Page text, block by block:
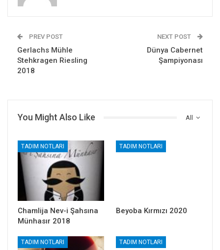
PREV POST
Gerlachs Mühle
Stehkragen Riesling
2018
NEXT POST
Dünya Cabernet
Şampiyonası
All
You Might Also Like
TADIM NOTLARI
Chamlija Nev-i Şahsına
Münhasır 2018
TADIM NOTLARI
Beyoba Kırmızı 2020
TADIM NOTLARI TADIM NOTLARI